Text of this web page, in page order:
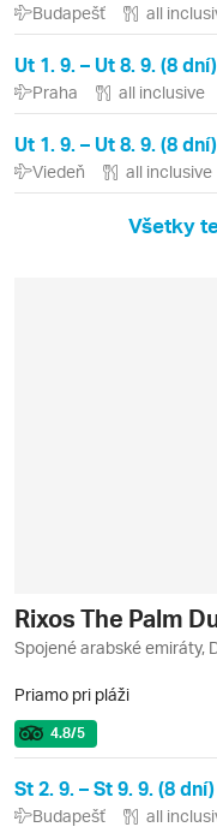
Budapešť all
Ut 1. 9. – Ut 8. 9. (8 dní)
Praha all inclusive
Ut 1. 9. – Ut 8. 9. (8 dní)
Viedeň all inclusive
Všetky
Rixos The Palm
Spojené arabské emiráty,
Priamo pri pláži
4.8/5
St 2. 9. – St 9. 9. (8 dní)
Budapešť all